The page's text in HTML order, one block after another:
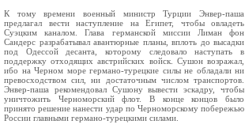
К тому времени военный министр Турции Энвер-паша
предлагал вести наступление на Египет, чтобы овладеть
Суэцким каналом. Глава германской миссии Лиман фон
Сандерс разрабатывал авантюрные планы, вплоть до высадки
под Одессой десанта, которому следовало наступать в
поддержку отходящих австрийских войск. Сушон возражал,
ибо на Черном море германо-турецкие силы не обладали ни
превосходством сил, ни достаточным числом транспортов.
Энвер-паша рекомендовал Сушону вывести эскадру, чтобы
уничтожить Черноморский флот. В конце концов было
принято решение нанести удар по Черноморскому побережью
России главными германо-турецкими силами.